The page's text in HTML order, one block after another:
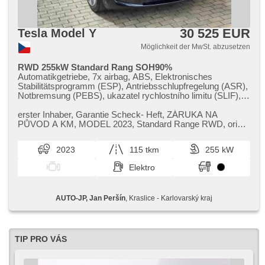
Tesla Model Y 30 525 EUR
Möglichkeit der MwSt. abzusetzen
RWD 255kW Standard Rang SOH90%
Automatikgetriebe, 7x airbag, ABS, Elektronisches
Stabilitätsprogramm (ESP), Antriebsschlupfregelung (ASR),
Notbremsung (PEBS), ukazatel rychlostního limitu (SLIF),
Klimaautomatik, Standheizung, Standheizung mit
Zeitvorwärmer, Adaptive Geschwindigkeitsregelung, LED
svícení, automatické přepínání dálkových světel, Alufelgen,
Bordcomputer, hlasové ovládání palubního počítače,
dotykové ovládání palubního počítače, digitální přístrojový
štít, volba jízdního režimu, elektronická ruční brzda,
Scheibenwischersensor, Lenkrad einstellbar,
Multifunktionslenkrad, beheizte Lenkrad,
bezdrátová nabíječka mobilních telefonů, Bluetooth, El.
Deckel des Kofferraums, El. Seitenscheiben,
zrcátka, Wegfahrsperre, Zentralverriegelung mit
erster Inhaber,​ Garantie Scheck​- Heft,​ ZÁRUKA NA
PŮVOD A KM,​ MODEL 2023,​ Standard Range RWD,​ orig.
2023 115 tkm
255 kW
Elektro
AUTO-JP, Jan Peršín , Kraslice - Karlovarský kraj
TIP PRO VÁS